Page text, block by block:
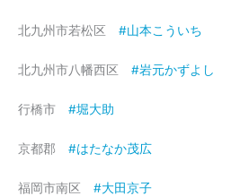
北九州市若松区 #山本こういち
北九州市八幡西区 #岩元かずよし
行橋市 #堀大助
京都郡 #はたなか茂広
福岡市南区 #大田京子